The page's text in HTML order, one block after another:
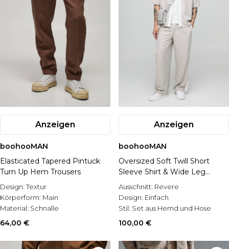
Anzeigen
boohooMAN
Elasticated Tapered Pintuck
Turn Up Hem Trousers
Design:Textur
Körperform: Main
Material: Schnalle
64,00 €
Anzeigen
boohooMAN
Oversized Soft Twill Short
Sleeve Shirt & Wide Leg
Trouser Set
Ausschnitt: Revere
Design: Einfach
Stil: Set aus Hemd und Hose
100,00 €